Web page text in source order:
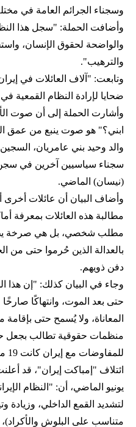
وسجناء الجرائم العامة في
وأضافت الحملة: "سجل هذا
والواضحة لحقوق الإنسان،
والترهيب".
وتابعت: "آلاف العائلات في
ضحايا لإرادة النظام القمعية
وأشارت الحملة إلى أن صوت
ابني؟" هو صوت ينبع من عمق
والد وحيد بني عامريان،
سجناء سياسيين آخرين في
(نيسان) الماضي.
وأضاف البيان أن عائلات أخرى
مطالبة هذه العائلات بمعرفة
مطلب شخصي، بل هي صرخة
بالعدالة الذين حُرموا حتى
دفن ذويهم.
وجاء في البيان كذلك: "إن هذا
حتى بعد الموت، وانتهاكًا صارخًا
المعاناة، ولا يُسمح حتى
منظمات حقوقية تطالب بجعل
يونيو الماضي، أن: "النظام
لتشديد القمع الداخلي، وزيادة
متناسب على البلوش